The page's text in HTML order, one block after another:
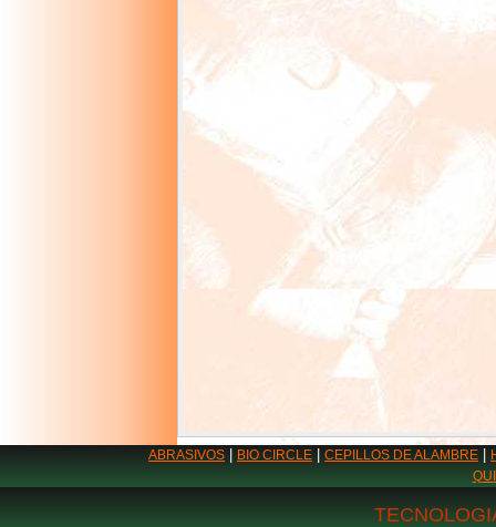
ABRASIVOS BIO CIRCLE CEPILLOS DE ALAMBRE